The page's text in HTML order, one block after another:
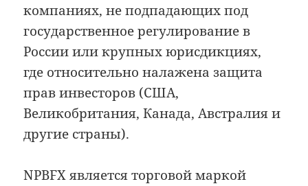
компаниях, не подпадающих под
государственное регулирование в
России или крупных юрисдикциях,
где относительно налажена защита
прав инвесторов (США,
Великобритания, Канада, Австралия и
другие страны).
NPBFX является торговой маркой